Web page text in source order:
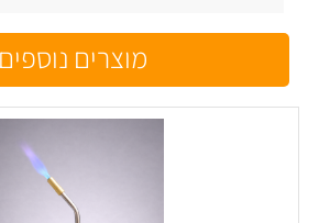
מוצרים נוספים